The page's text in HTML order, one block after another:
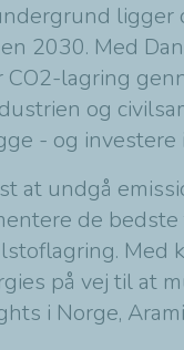
2030. Med
lagring
og
- og
at undgå
de
Med
på vej til at
i Norge,